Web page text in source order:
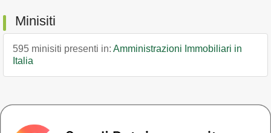
Minisiti
595 minisiti presenti in: Amministrazioni Immobiliari in
Italia